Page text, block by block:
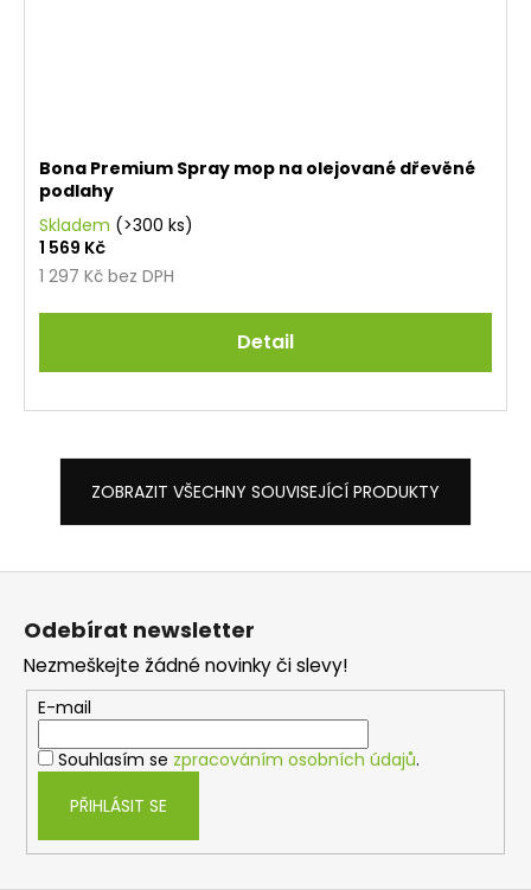
Bona Premium Spray mop na olejované dřevěné
podlahy
Skladem (>300 ks)
1 297 Kč bez DPH
1 569 Kč
Detail
ZOBRAZIT VŠECHNY SOUVISEJÍCÍ PRODUKTY
Odebírat newsletter
Nezmeškejte žádné novinky či slevy!
E-mail
Souhlasím se zpracováním osobních údajů.
PŘIHLÁSIT SE